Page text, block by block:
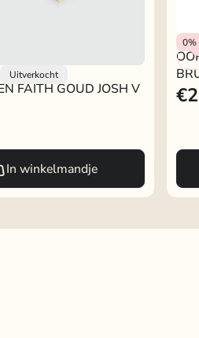
Uitverkocht
FAITH GOUD JOSH V
In winkelmandje
0%